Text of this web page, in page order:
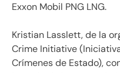
Exxon Mobil PNG LNG.
Kristian Lasslett, de la
Crime Initiative
Crímenes de Estado),